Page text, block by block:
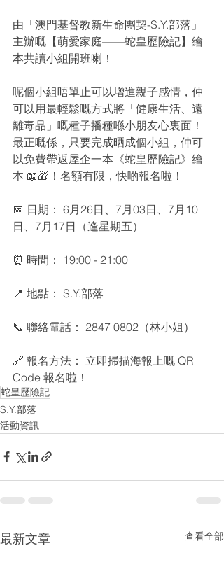
由「澳門基督教新生命團契-S.Y.部落」
主辦嘅【萌愛家庭——蛇皇歷險記】繪
本共讀小組開班喇！
呢個小組唔單止可以增進親子感情，仲
可以用最輕鬆嘅方式將「健康生活、遠
離毒品」嘅種子播種喺小朋友心裏面！
最正嘅係，只要完成晒成個小組，仲可
以免費帶返屋企一本《蛇皇歷險記》繪
本 📖🎁！名額有限，快啲報名啦！
📅 日期： 6月26日、7月03日、7月10
日、7月17日（逢星期五）
⏰ 時間： 19:00 - 21:00
📍 地點： S.Y.部落
📞 聯絡電話： 2847 0802（林小姐）
🔗 報名方法： 立即掃描海報上嘅 QR
Code 報名啦！
蛇皇歷險記
S.Y.部落
活動資訊
最新文章 查看全部